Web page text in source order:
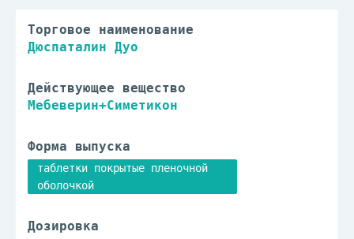
Торговое наименование
Дюспаталин Дуо
Действующее вещество
Мебеверин+Симетикон
Форма выпуска
таблетки покрытые пленочной
оболочкой
Дозировка